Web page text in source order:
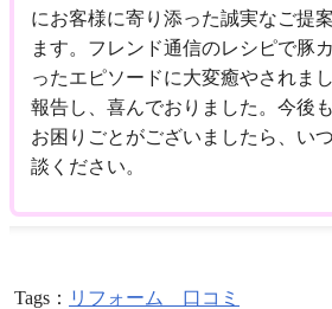
にお客様に寄り添った誠実なご提
ます。フレンド通信のレシピで豚
ったエピソードに大変癒やされま
報告し、喜んでおりました。今後
お困りごとがございましたら、い
談ください。
Tags： リフォーム 口コミ